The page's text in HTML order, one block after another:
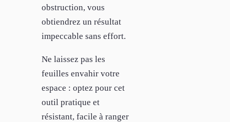
obstruction, vous
obtiendrez un résultat
impeccable sans effort.
Ne laissez pas les
feuilles envahir votre
espace : optez pour cet
outil pratique et
résistant, facile à ranger